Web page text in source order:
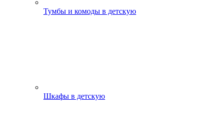
Тумбы и комоды в детскую
Шкафы в детскую